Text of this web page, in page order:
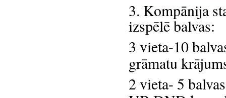
3. Kompānija
izspēlē balvas:
3 vieta-10
grāmatu
2 vieta- 5